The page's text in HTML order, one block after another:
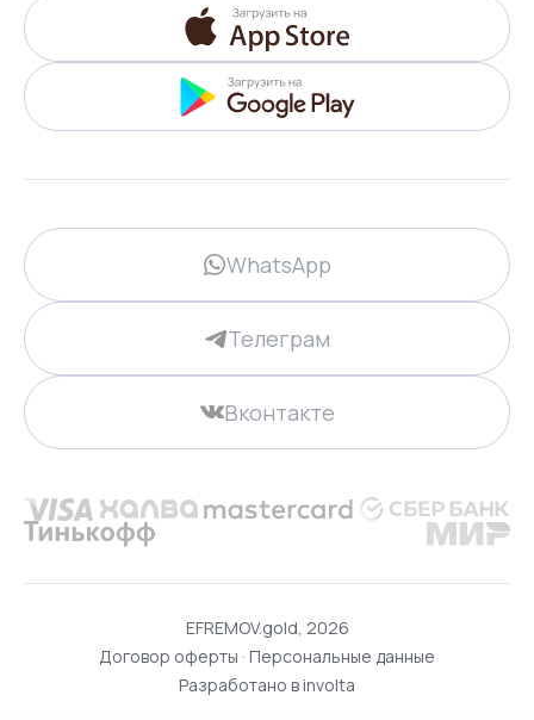
WhatsApp
Телеграм
Вконтакте
EFREMOV.gold, 2026
Договор оферты · Персональные данные
Разработано в involta